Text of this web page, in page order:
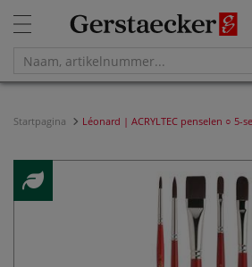
Startpagina Léonard | ACRYLTEC penselen ○